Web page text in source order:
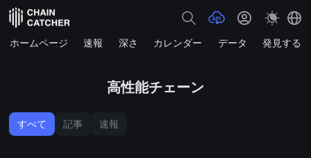
ホームページ 速報 深さ カレンダー データ 発見する
高性能チェーン
すべて 記事 速報